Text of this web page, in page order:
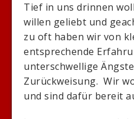
Tief in uns drinnen
willen geliebt und
zu oft haben wir von
entsprechende
unterschwellige
Zurückweisung. Wir
und sind dafür bereit